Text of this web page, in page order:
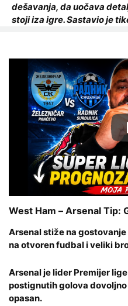
dešavanja, da uočava
stoji iza igre. Sastavio je
West Ham – Arsenal Tip:
Arsenal stiže na
na otvoren fudbal i veliki
Arsenal je lider Premijer
postignutih golova
opasan.